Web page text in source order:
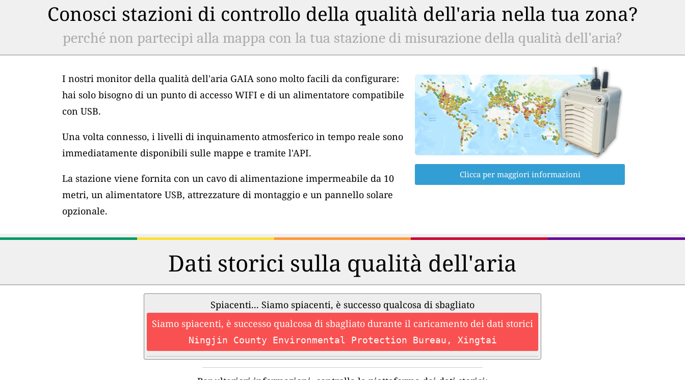
Conosci stazioni di controllo della qualità dell'aria nella tua zona?
perché non partecipi alla mappa con la tua stazione di misurazione della qualità dell'aria?
I nostri monitor della qualità dell'aria GAIA sono molto facili da configurare:
hai solo bisogno di un punto di accesso WIFI e di un alimentatore compatibile
con USB.
Una volta connesso, i livelli di inquinamento atmosferico in tempo reale sono
immediatamente disponibili sulle mappe e tramite l'API.
La stazione viene fornita con un cavo di alimentazione impermeabile da 10
metri, un alimentatore USB, attrezzature di montaggio e un pannello solare
opzionale.
Clicca per maggiori informazioni
Dati storici sulla qualità dell'aria
Spiacenti... Siamo spiacenti, è successo qualcosa di sbagliato
Siamo spiacenti, è successo qualcosa di sbagliato durante il caricamento dei dati storici
Ningjin County Environmental Protection Bureau, Xingtai